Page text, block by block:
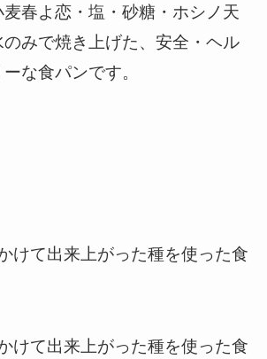
春よ恋・塩・砂糖・ホシノ天
みで焼き上げた、安全・ヘル
な食パンです。
けて出来上がった種を使った食
けて出来上がった種を使った食